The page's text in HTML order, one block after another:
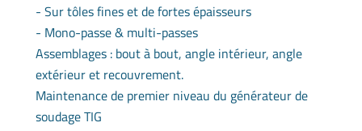
- Sur tôles fines et de fortes épaisseurs
- Mono-passe & multi-passes
Assemblages : bout à bout, angle intérieur, angle
extérieur et recouvrement.
Maintenance de premier niveau du générateur de
soudage TIG